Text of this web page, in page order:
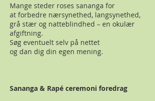
Mange steder roses sananga for
at forbedre nærsynethed, langsynethed,
grå stær og natteblindhed – en okulær
afgiftning.
Søg eventuelt selv på nettet
og dan dig din egen mening.
Sananga & Rapé ceremoni foredrag